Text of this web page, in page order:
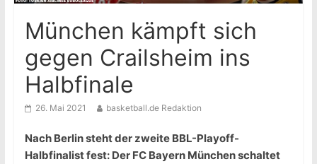
München kämpft sich
gegen Crailsheim ins
Halbfinale
26. Mai 2021 basketball.de Redaktion
Nach Berlin steht der zweite BBL-Playoff-
Halbfinalist fest: Der FC Bayern München schaltet